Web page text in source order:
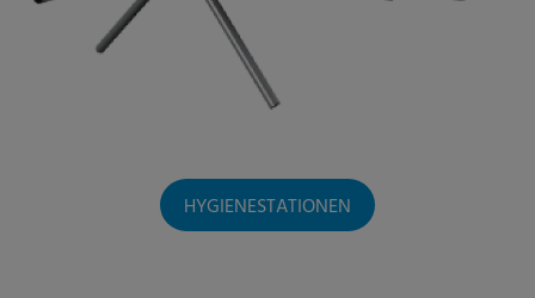
HYGIENESTATIONEN